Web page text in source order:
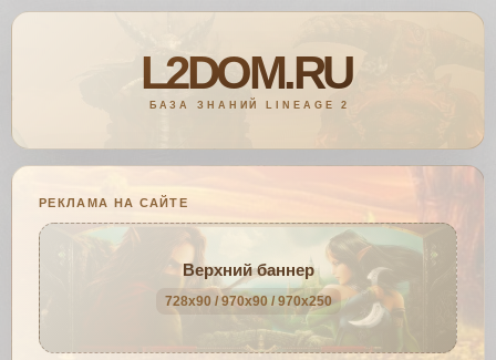
РЕКЛАМА НА САЙТЕ
Верхний баннер
728x90 / 970x90 / 970x250